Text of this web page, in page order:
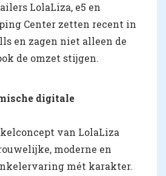
LolaLiza, e5 en
Center zetten recent in
en zagen niet alleen de
de omzet stijgen.
digitale
van LolaLiza
moderne en
mét karakter.